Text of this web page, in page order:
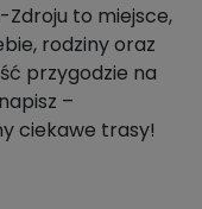
to miejsce,
rodziny oraz
przygodzie na
–
ciekawe trasy!